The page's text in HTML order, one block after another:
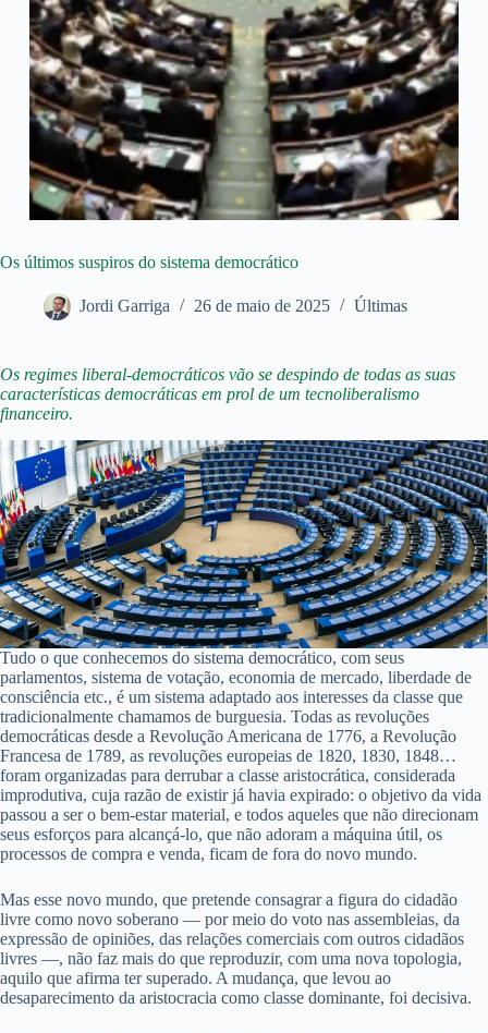
Os últimos suspiros do sistema democrático
Jordi Garriga 26 de maio de 2025 Últimas
Os regimes liberal-democráticos vão se despindo de todas as suas
características democráticas em prol de um tecnoliberalismo
financeiro.
Tudo o que conhecemos do sistema democrático, com seus
parlamentos, sistema de votação, economia de mercado, liberdade de
consciência etc., é um sistema adaptado aos interesses da classe que
tradicionalmente chamamos de burguesia. Todas as revoluções
democráticas desde a Revolução Americana de 1776, a Revolução
Francesa de 1789, as revoluções europeias de 1820, 1830, 1848…
foram organizadas para derrubar a classe aristocrática, considerada
improdutiva, cuja razão de existir já havia expirado: o objetivo da vida
passou a ser o bem-estar material, e todos aqueles que não direcionam
seus esforços para alcançá-lo, que não adoram a máquina útil, os
processos de compra e venda, ficam de fora do novo mundo.
Mas esse novo mundo, que pretende consagrar a figura do cidadão
livre como novo soberano — por meio do voto nas assembleias, da
expressão de opiniões, das relações comerciais com outros cidadãos
livres —, não faz mais do que reproduzir, com uma nova topologia,
aquilo que afirma ter superado. A mudança, que levou ao
desaparecimento da aristocracia como classe dominante, foi decisiva.